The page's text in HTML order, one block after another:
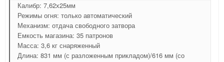
Калибр: 7,62х25мм
Режимы огня: только автоматический
Механизм: отдача свободного затвора
Емкость магазина: 35 патронов
Масса: 3,6 кг снаряженный
Длина: 831 мм (с разложенным прикладом)/616 мм (со